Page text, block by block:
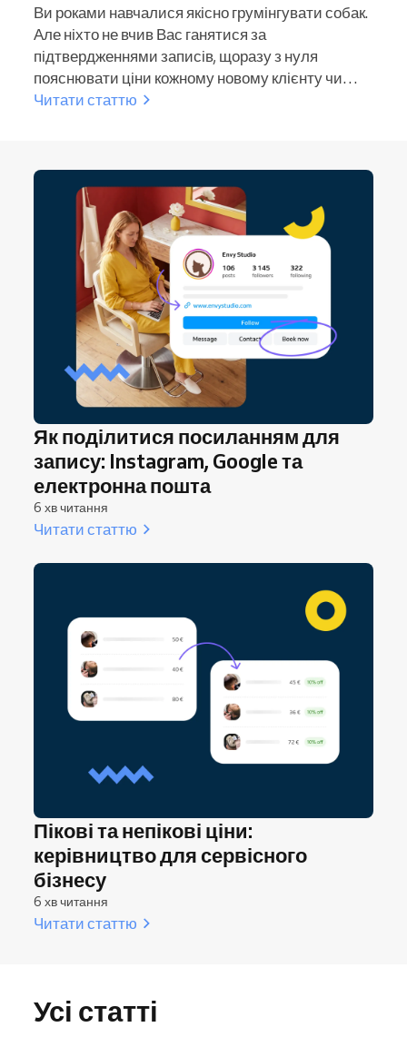
Ви роками навчалися якісно грумінгувати собак.
Але ніхто не вчив Вас ганятися за
підтвердженнями записів, щоразу з нуля
пояснювати ціни кожному новому клієнту чи
дивитися на напівпорожній календар у вівторок.
Читати статтю
Як поділитися посиланням для
запису: Instagram, Google та
електронна пошта
6 хв читання
Читати статтю
Пікові та непікові ціни:
керівництво для сервісного
бізнесу
6 хв читання
Читати статтю
Усі статті